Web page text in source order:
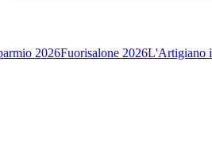
2026Fuorisalone 2026L'Artigiano